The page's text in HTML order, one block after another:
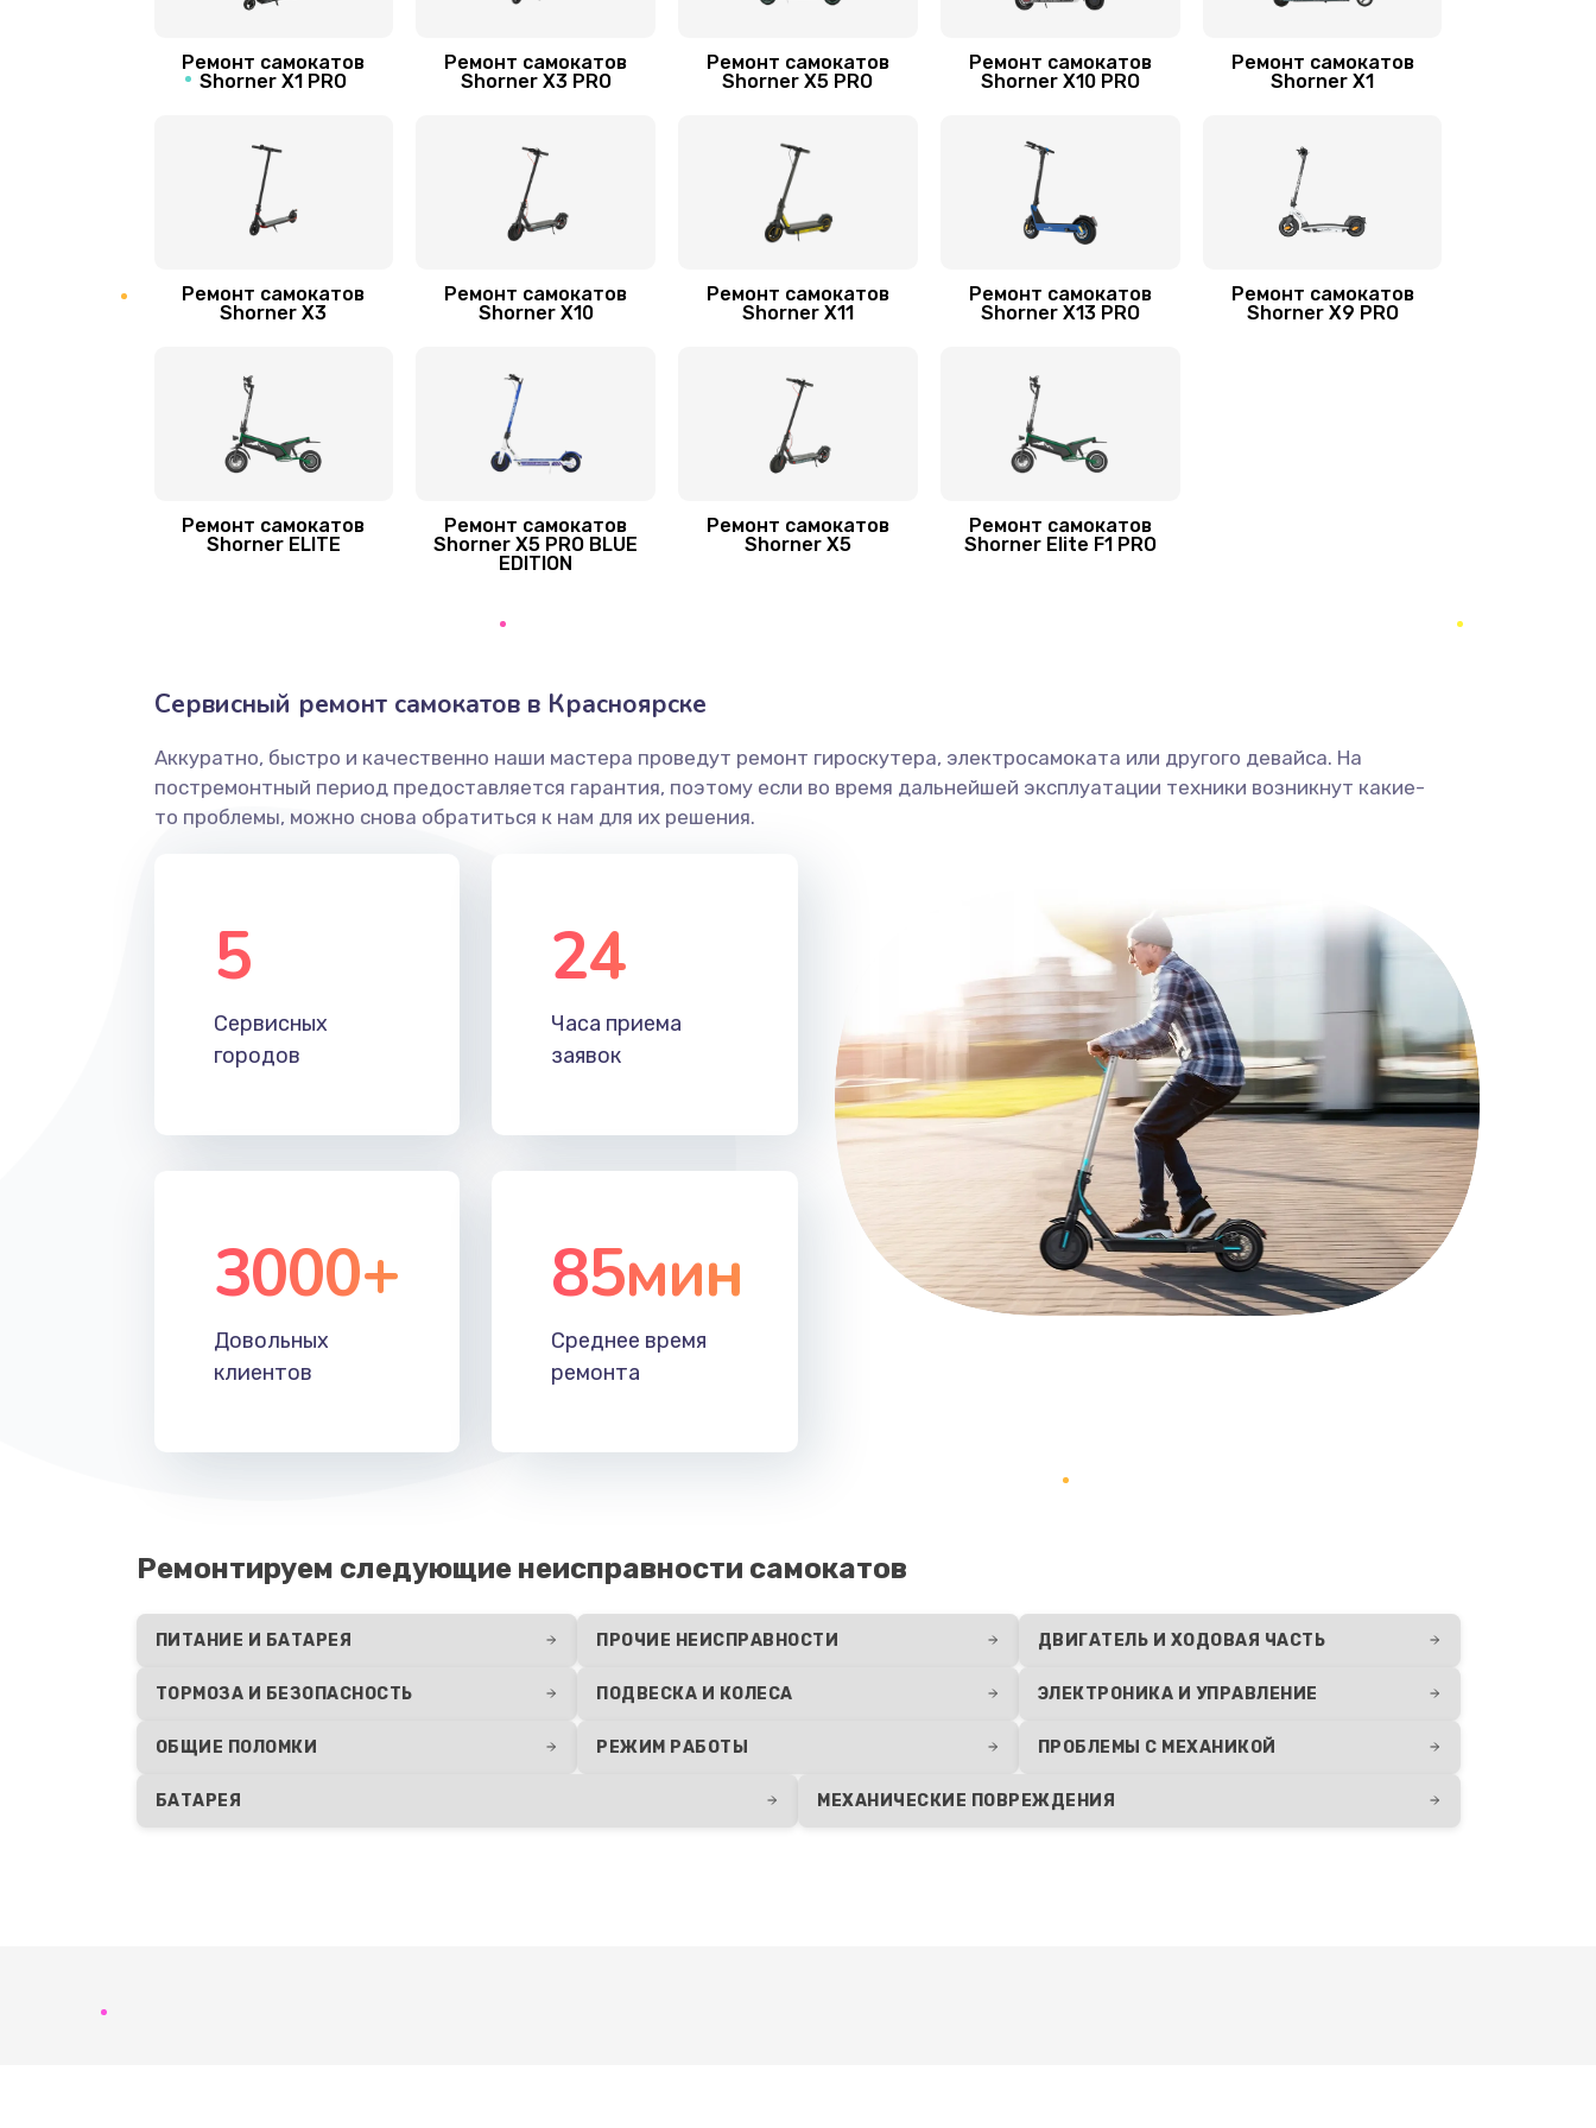
Апгрейд самоката Shorner 40 мин 2000 руб. Заказать
Гидроизоляция 50 мин 2 года 1100 руб. Заказать
Замена подсветки 40 мин Заказать
Ремонт самокатов
Shorner X1 PRO
Ремонт самокатов
Shorner X3 PRO
Ремонт самокатов
Shorner X5 PRO
Ремонт самокатов
Shorner X10 PRO
Ремонт самокатов
Shorner X1
Ремонт самокатов
Shorner X3
Ремонт самокатов
Shorner X10
Ремонт самокатов
Shorner X11
Ремонт самокатов
Shorner X13 PRO
Ремонт самокатов
Shorner X9 PRO
Ремонт самокатов
Shorner ELITE
Ремонт самокатов
Shorner X5 PRO BLUE
EDITION
Ремонт самокатов
Shorner X5
Ремонт самокатов
Shorner Elite F1 PRO
Сервисный ремонт самокатов в Красноярске
Аккуратно, быстро и качественно наши мастера проведут ремонт гироскутера, электросамоката или другого девайса. На
постремонтный период предоставляется гарантия, поэтому если во время дальнейшей эксплуатации техники возникнут какие-
то проблемы, можно снова обратиться к нам для их решения.
5
Сервисных
городов
24
Часа приема
заявок
3000+
Довольных
клиентов
85мин
Среднее время
ремонта
Ремонтируем следующие неисправности самокатов
ПИТАНИЕ И БАТАРЕЯ ПРОЧИЕ НЕИСПРАВНОСТИ ДВИГАТЕЛЬ И ХОДОВАЯ ЧАСТЬ
ТОРМОЗА И БЕЗОПАСНОСТЬ ПОДВЕСКА И КОЛЕСА ЭЛЕКТРОНИКА И УПРАВЛЕНИЕ
ОБЩИЕ ПОЛОМКИ РЕЖИМ РАБОТЫ ПРОБЛЕМЫ С МЕХАНИКОЙ
БАТАРЕЯ МЕХАНИЧЕСКИЕ ПОВРЕЖДЕНИЯ